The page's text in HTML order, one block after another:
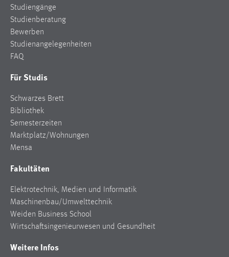
Studiengänge
Studienberatung
Bewerben
Studienangelegenheiten
FAQ
Für Studis
Schwarzes Brett
Bibliothek
Semesterzeiten
Marktplatz/Wohnungen
Mensa
Fakultäten
Elektrotechnik, Medien und Informatik
Maschinenbau/Umwelttechnik
Weiden Business School
Wirtschaftsingenieurwesen und Gesundheit
Weitere Infos